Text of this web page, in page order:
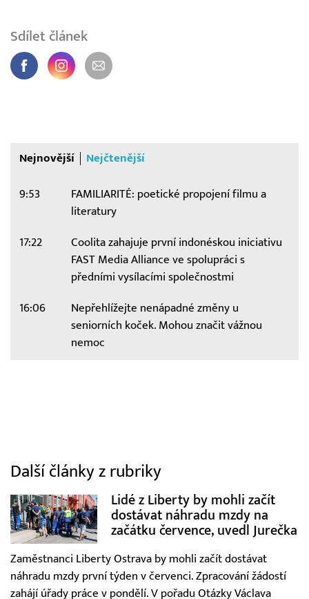
Sdílet článek
Nejnovější Nejčtenější
9:53
FAMILIARITÉ: poetické propojení filmu a
literatury
17:22
Coolita zahajuje první indonéskou iniciativu
FAST Media Alliance ve spolupráci s
předními vysílacími společnostmi
16:06
Nepřehlížejte nenápadné změny u
seniorních koček. Mohou značit vážnou
nemoc
Další články z rubriky
Lidé z Liberty by mohli začít
dostávat náhradu mzdy na
začátku července, uvedl Jurečka
Zaměstnanci Liberty Ostrava by mohli začít dostávat
náhradu mzdy první týden v červenci. Zpracování žádostí
zahájí úřady práce v pondělí. V pořadu Otázky Václava